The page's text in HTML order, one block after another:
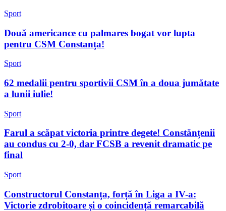
Sport
Două americance cu palmares bogat vor lupta
pentru CSM Constanța!
Sport
62 medalii pentru sportivii CSM în a doua jumătate
a lunii iulie!
Sport
Farul a scăpat victoria printre degete! Constănțenii
au condus cu 2-0, dar FCSB a revenit dramatic pe
final
Sport
Constructorul Constanța, forță în Liga a IV-a:
Victorie zdrobitoare și o coincidență remarcabilă